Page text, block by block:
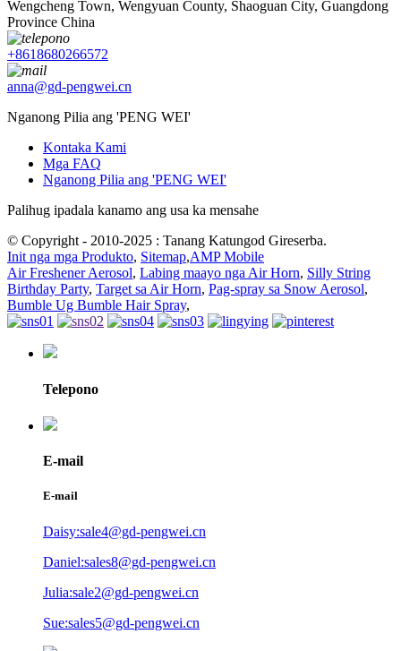
Wengcheng Town, Wengyuan County, Shaoguan City, Guangdong
Province China
+8618680266572
anna@gd-pengwei.cn
Nganong Pilia ang 'PENG WEI'
Kontaka Kami
Mga FAQ
Nganong Pilia ang 'PENG WEI'
Palihug ipadala kanamo ang usa ka mensahe
© Copyright - 2010-2025 : Tanang Katungod Gireserba.
Init nga mga Produkto, Sitemap,AMP Mobile
Air Freshener Aerosol, Labing maayo nga Air Horn, Silly String
Birthday Party, Target sa Air Horn, Pag-spray sa Snow Aerosol,
Bumble Ug Bumble Hair Spray,
Telepono
E-mail
E-mail
Daisy:sale4@gd-pengwei.cn
Daniel:sales8@gd-pengwei.cn
Julia:sale2@gd-pengwei.cn
Sue:sales5@gd-pengwei.cn